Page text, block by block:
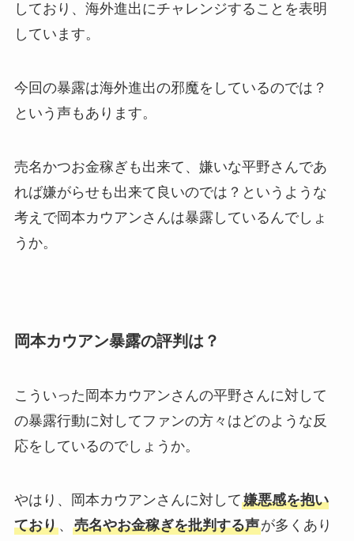
しており、海外進出にチャレンジすることを表明
しています。
今回の暴露は海外進出の邪魔をしているのでは？
という声もあります。
売名かつお金稼ぎも出来て、嫌いな平野さんであ
れば嫌がらせも出来て良いのでは？というような
考えで岡本カウアンさんは暴露しているんでしょ
うか。
岡本カウアン暴露の評判は？
こういった岡本カウアンさんの平野さんに対して
の暴露行動に対してファンの方々はどのような反
応をしているのでしょうか。
やはり、岡本カウアンさんに対して嫌悪感を抱い
ており、 売名やお金稼ぎを批判する声が多くあり